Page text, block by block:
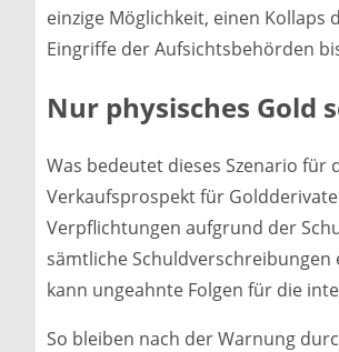
einzige Möglichkeit, einen
Eingriffe der Aufsichtsbehörden
Nur physisches Gold
Was bedeutet dieses Szenario für
Verkaufsprospekt für
Verpflichtungen aufgrund der
sämtliche Schuldverschreibungen
kann ungeahnte Folgen für die
So bleiben nach der Warnung